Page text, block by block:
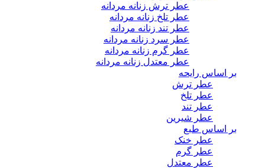
عطر ترش زنانه مردانه
عطر تلخ زنانه مردانه
عطر تند زنانه مردانه
عطر سرد زنانه مردانه
عطر گرم زنانه مردانه
عطر معتدل زنانه مردانه
بر اساس رایحه
عطر ترش
عطر تلخ
عطر تند
عطر شیرین
بر اساس طبع
عطر خنک
عطر گرم
عطر معتدل